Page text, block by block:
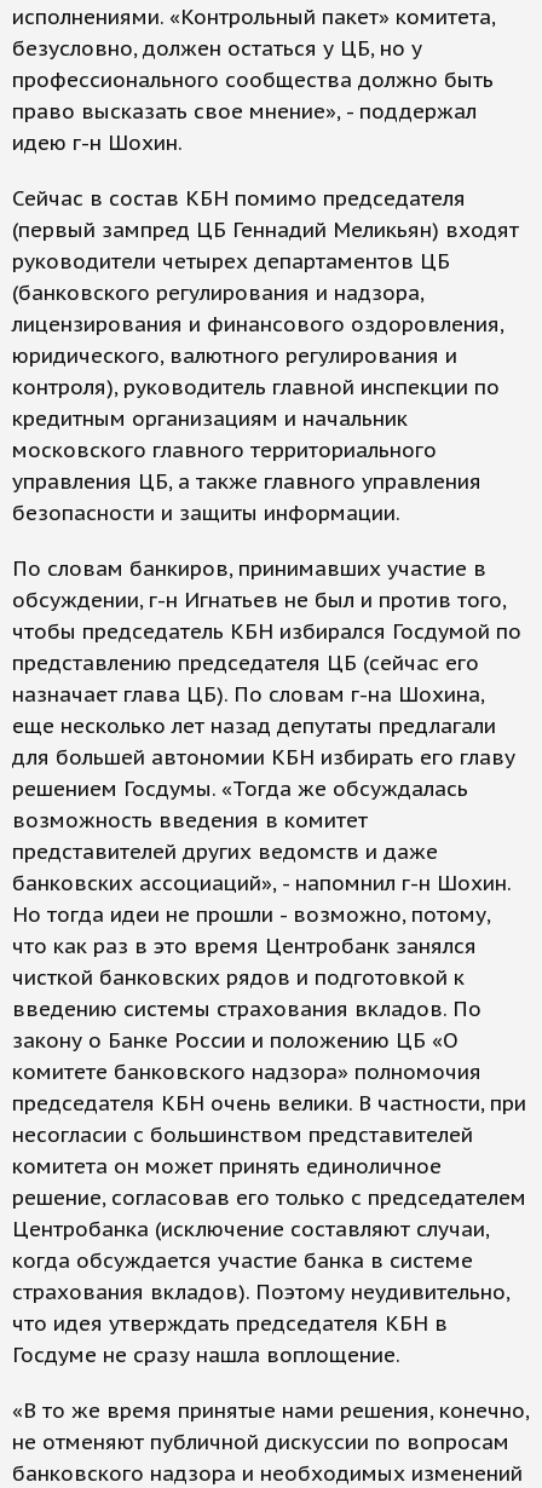
исполнениями. «Контрольный пакет» комитета,
безусловно, должен остаться у ЦБ, но у
профессионального сообщества должно быть
право высказать свое мнение», - поддержал
идею г-н Шохин.
Сейчас в состав КБН помимо председателя
(первый зампред ЦБ Геннадий Меликьян) входят
руководители четырех департаментов ЦБ
(банковского регулирования и надзора,
лицензирования и финансового оздоровления,
юридического, валютного регулирования и
контроля), руководитель главной инспекции по
кредитным организациям и начальник
московского главного территориального
управления ЦБ, а также главного управления
безопасности и защиты информации.
По словам банкиров, принимавших участие в
обсуждении, г-н Игнатьев не был и против того,
чтобы председатель КБН избирался Госдумой по
представлению председателя ЦБ (сейчас его
назначает глава ЦБ). По словам г-на Шохина,
еще несколько лет назад депутаты предлагали
для большей автономии КБН избирать его главу
решением Госдумы. «Тогда же обсуждалась
возможность введения в комитет
представителей других ведомств и даже
банковских ассоциаций», - напомнил г-н Шохин.
Но тогда идеи не прошли - возможно, потому,
что как раз в это время Центробанк занялся
чисткой банковских рядов и подготовкой к
введению системы страхования вкладов. По
закону о Банке России и положению ЦБ «О
комитете банковского надзора» полномочия
председателя КБН очень велики. В частности, при
несогласии с большинством представителей
комитета он может принять единоличное
решение, согласовав его только с председателем
Центробанка (исключение составляют случаи,
когда обсуждается участие банка в системе
страхования вкладов). Поэтому неудивительно,
что идея утверждать председателя КБН в
Госдуме не сразу нашла воплощение.
«В то же время принятые нами решения, конечно,
не отменяют публичной дискуссии по вопросам
банковского надзора и необходимых изменений